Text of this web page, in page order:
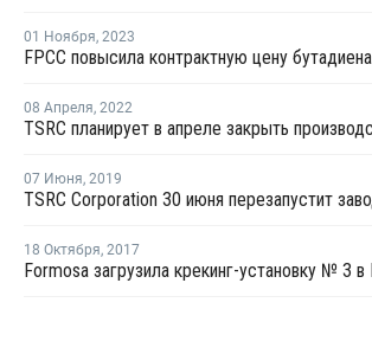
01 Ноября, 2023
FPCC повысила контрактную цену
08 Апреля, 2022
07 Июня, 2019
18 Октября, 2017